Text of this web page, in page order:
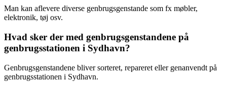
Man kan aflevere diverse genbrugsgenstande som fx møbler,
elektronik, tøj osv.
Hvad sker der med genbrugsgenstandene på
genbrugsstationen i Sydhavn?
Genbrugsgenstandene bliver sorteret, repareret eller genanvendt på
genbrugsstationen i Sydhavn.